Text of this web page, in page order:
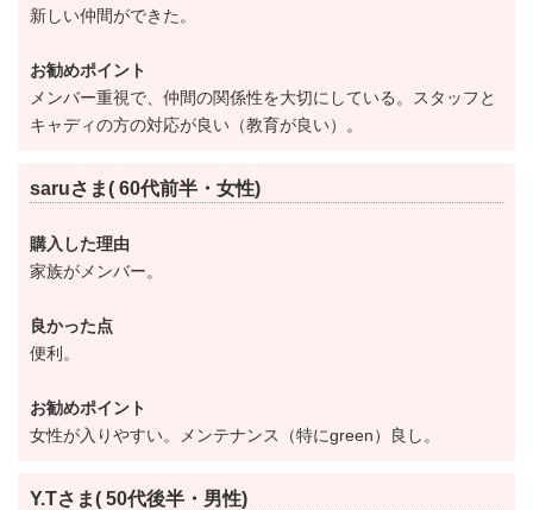
女性の入会条件が変更になりました。
女性入会は女性の株主から譲り受けるものとしていま
したが、男性の株主からでも譲り受ける事が可能にな
りました。
理事会にて決定する事になります。
承継範囲が変更となります。
変更前：会員の退会または死亡したときは、その法定
とが出来る。
者。
新しい仲間ができた。
お勧めポイント
メンバー重視で、仲間の関係性を大切にしている。スタッフと
キャディの方の対応が良い（教育が良い）。
saruさま( 60代前半・女性)
購入した理由
家族がメンバー。
良かった点
便利。
お勧めポイント
女性が入りやすい。メンテナンス（特にgreen）良し。
Y.Tさま( 50代後半・男性)